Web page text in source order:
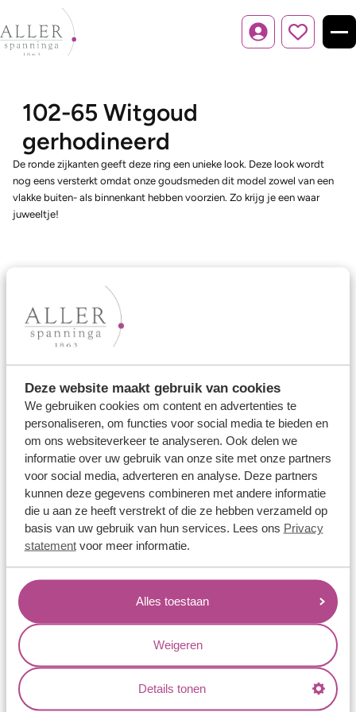
Deze website maakt gebruik van cookies
We gebruiken cookies om content en advertenties te
personaliseren, om functies voor social media te bieden en
om ons websiteverkeer te analyseren. Ook delen we
informatie over uw gebruik van onze site met onze partners
voor social media, adverteren en analyse. Deze partners
kunnen deze gegevens combineren met andere informatie
die u aan ze heeft verstrekt of die ze hebben verzameld op
basis van uw gebruik van hun services. Lees ons Privacy
statementvoor meer informatie.
Alles toestaan
Weigeren
Details tonen
Inloggen
102-65 Witgoud
gerhodineerd
De ronde zijkanten geeft deze ring een unieke look. Deze look wordt
nog eens versterkt omdat onze goudsmeden dit model zowel van een
vlakke buiten- als binnenkant hebben voorzien. Zo krijg je een waar
juweeltje!
Ons aanbod
Memoireringen
Verlovingsringen
Vriendschapsringen
Over ons
Aller Spanninga
Historie
Certificaten
Blogs
Jouw voordelen
Conflictvrije Materialen
Oneindig veel mogelijkheden
Kwaliteit